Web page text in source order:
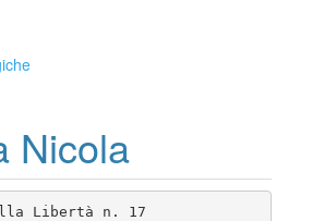
Nicola
Libertà n. 17